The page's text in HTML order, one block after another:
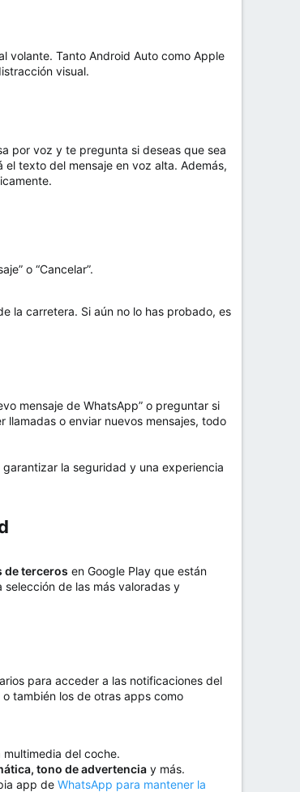
volante. Tanto Android Auto como Apple
visual.
por voz y te pregunta si deseas que sea
texto del mensaje en voz alta. Además,
o “Cancelar”.
la carretera. Si aún no lo has probado, es
mensaje de WhatsApp” o preguntar si
llamadas o enviar nuevos mensajes, todo
la seguridad y una experiencia
de terceros en Google Play que están
de las más valoradas y
para acceder a las notificaciones del
también los de otras apps como
del coche.
tono de advertencia y más.
app de WhatsApp para mantener la